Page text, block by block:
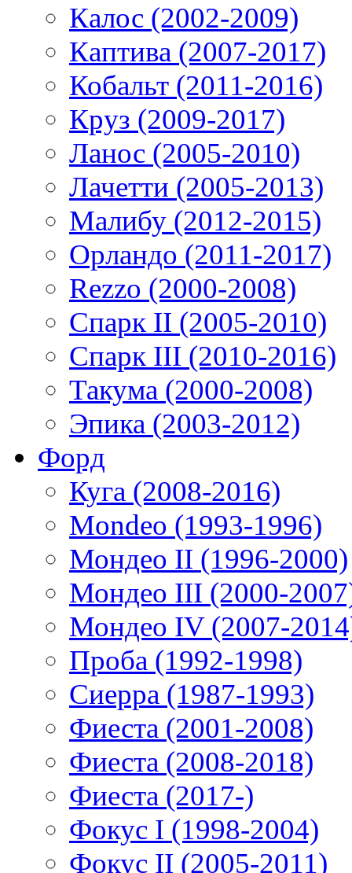
Калос (2002-2009)
Каптива (2007-2017)
Кобальт (2011-2016)
Круз (2009-2017)
Ланос (2005-2010)
Лачетти (2005-2013)
Малибу (2012-2015)
Орландо (2011-2017)
Rezzo (2000-2008)
Спарк II (2005-2010)
Спарк III (2010-2016)
Такума (2000-2008)
Эпика (2003-2012)
Форд
Куга (2008-2016)
Mondeo (1993-1996)
Мондео II (1996-2000)
Мондео III (2000-
Мондео IV (2007-
Проба (1992-1998)
Сиерра (1987-1993)
Фиеста (2001-2008)
Фиеста (2008-2018)
Фиеста (2017-)
Фокус I (1998-2004)
Фокус II (2005-2011)